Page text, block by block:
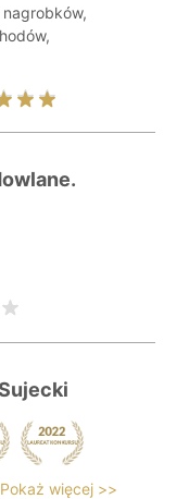
Pokaż więcej >>